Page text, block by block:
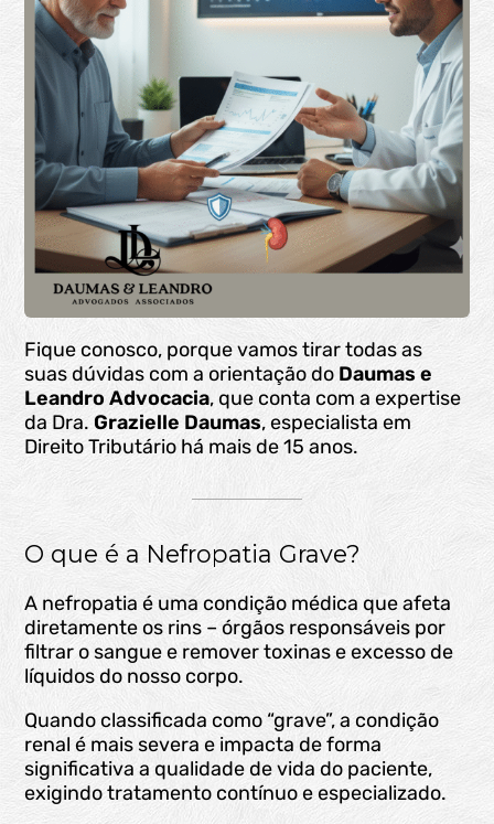
Fique conosco, porque vamos tirar todas as
suas dúvidas com a orientação do Daumas e
Leandro Advocacia, que conta com a expertise
da Dra. Grazielle Daumas, especialista em
Direito Tributário há mais de 15 anos.
O que é a Nefropatia Grave?
A nefropatia é uma condição médica que afeta
diretamente os rins – órgãos responsáveis por
filtrar o sangue e remover toxinas e excesso de
líquidos do nosso corpo.
Quando classificada como “grave”, a condição
renal é mais severa e impacta de forma
significativa a qualidade de vida do paciente,
exigindo tratamento contínuo e especializado.